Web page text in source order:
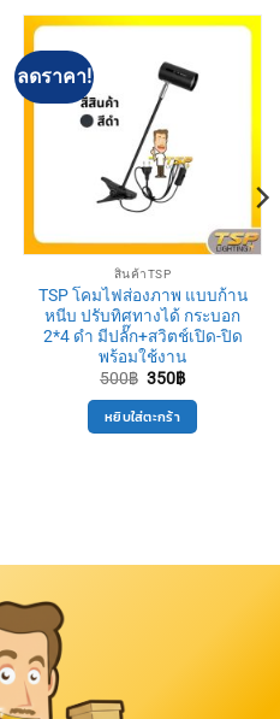
ลดราคา!
สินค้าTSP
TSP โคมไฟส่องภาพ แบบก้าน
หนีบ ปรับทิศทางได้ กระบอก
2*4 ดำ มีปลั๊ก+สวิตช์เปิด-ปิด
พร้อมใช้งาน
500฿ Original
was:
500฿.
350฿Current
is:
350฿.
หยิบใส่ตะกร้า